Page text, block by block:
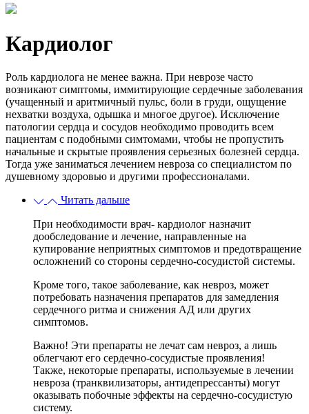
Кардиолог
Роль кардиолога не менее важна. При неврозе часто
возникают симптомы, иммитирующие сердечные заболевания
(учащенный и аритмичный пульс, боли в груди, ощущение
нехватки воздуха, одышка и многое другое). Исключение
патологии сердца и сосудов необходимо проводить всем
пациентам с подобными симтомами, чтобы не пропустить
начальные и скрытые проявления серьезных болезней сердца.
Тогда уже заниматься лечением невроза со специалистом по
душевному здоровью и другими профессионалами.
Читать дальше
При необходимости врач- кардиолог назначит
дообследование и лечение, направленные на
купирование неприятных симптомов и предотвращение
осложнений со стороны сердечно-сосудистой системы.
Кроме того, такое заболевание, как невроз, может
потребовать назначения препаратов для замедления
сердечного ритма и снижения АД или других
симптомов.
Важно! Эти препараты не лечат сам невроз, а лишь
облегчают его сердечно-сосудистые проявления!
Также, некоторые препараты, используемые в лечении
невроза (транквилизаторы, антидепрессанты) могут
оказывать побочные эффекты на сердечно-сосудистую
систему.